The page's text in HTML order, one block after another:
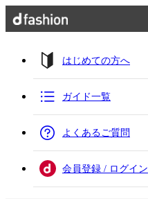
はじめての方へ
ガイド一覧
よくあるご質問
会員登録 / ログイン